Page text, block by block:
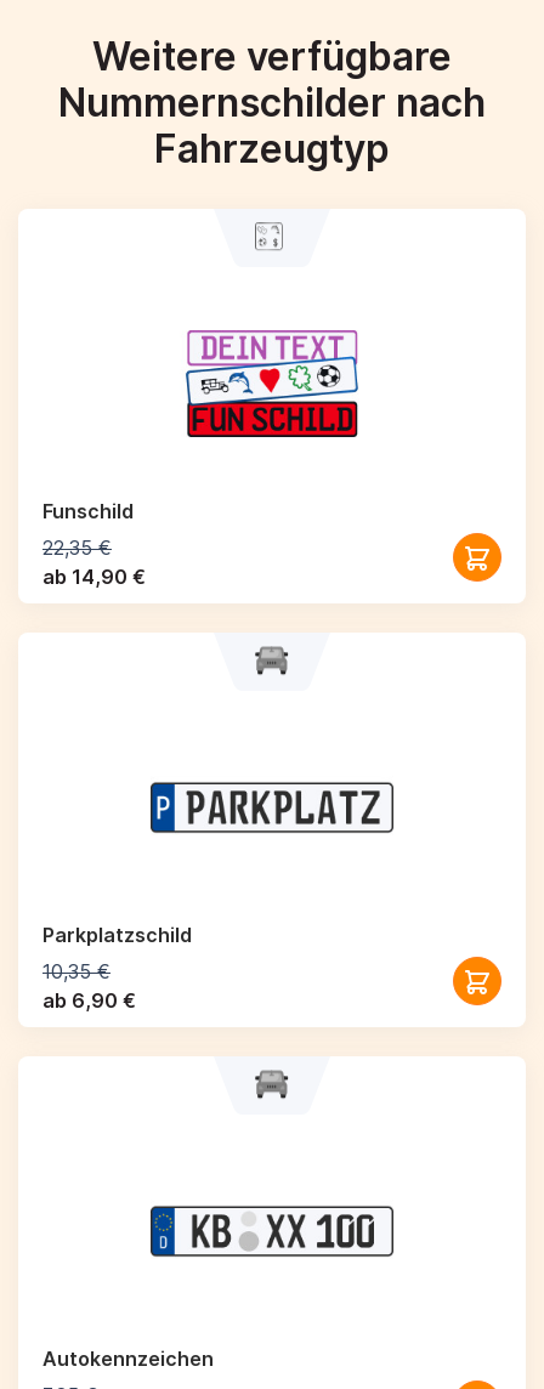
Weitere verfügbare
Nummernschilder nach
Fahrzeugtyp
Funschild
22,35 €
ab 14,90 €
Parkplatzschild
10,35 €
ab 6,90 €
Autokennzeichen